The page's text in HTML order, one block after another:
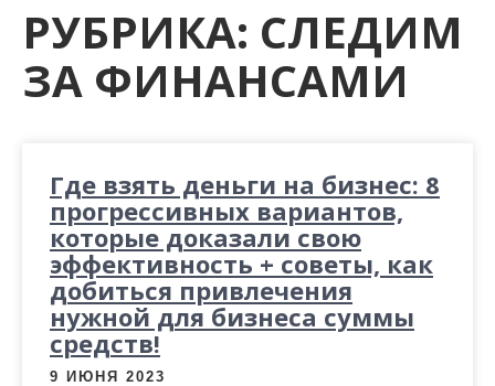
РУБРИКА: СЛЕДИМ
ЗА ФИНАНСАМИ
Где взять деньги на бизнес: 8
прогрессивных вариантов,
которые доказали свою
эффективность + советы, как
добиться привлечения
нужной для бизнеса суммы
средств!
9 ИЮНЯ 2023